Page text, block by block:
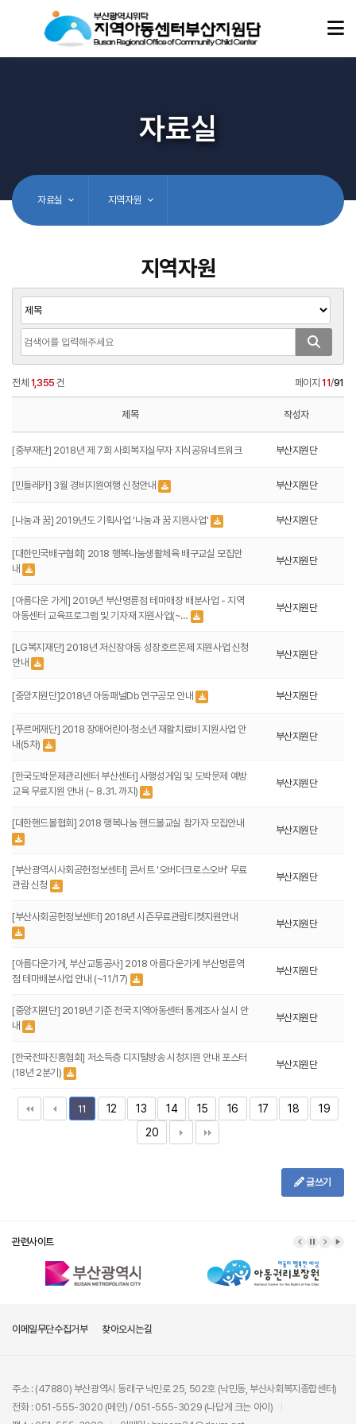
자료실
자료실 지역자원
지역자원
전체 1,355 건 페이지 11/91
제목 작성자
[중부재단] 2018년 제 7회 사회복지실무자 지식공유네트워크 부산지원단
[민들레카] 3월 경비지원여행 신청안내 부산지원단
[나눔과 꿈] 2019년도 기획사업 '나눔과 꿈 지원사업' 부산지원단
[대한민국배구협회] 2018 행복나눔생활체육 배구교실 모집안
내
부산지원단
[아름다운 가게] 2019년 부산명륜점 테마매장 배분사업 - 지역
아동센터 교육프로그램 및 기자재 지원사업(~…
부산지원단
[LG복지재단] 2018년 저신장아동 성장호르몬제 지원사업 신청
안내
부산지원단
[중앙지원단]2018년 아동패널Db 연구공모 안내 부산지원단
[푸르메재단] 2018 장애어린이·청소년 재활치료비 지원사업 안
내(5차)
부산지원단
[한국도박문제관리센터 부산센터] 사행성게임 및 도박문제 예방
교육 무료지원 안내 (~ 8.31. 까지)
부산지원단
[대한핸드볼협회] 2018 행복나눔 핸드볼교실 참가자 모집안내
부산지원단
[부산광역시사회공헌정보센터] 콘서트 '오버더크로스오버' 무료
관람 신청
부산지원단
[부산사회공헌정보센터] 2018년 시즌무료관람티켓지원안내
부산지원단
[아름다운가게, 부산교통공사] 2018 아름다운가게 부산명륜역
점 테마배분사업 안내 (~11/17)
부산지원단
[중앙지원단] 2018년 기준 전국 지역아동센터 통계조사 실시 안
내
부산지원단
[한국전파진흥협회] 저소득층 디지털방송 시청지원 안내 포스터
(18년 2분기)
부산지원단
11 12 13 14 15 16 17 18
19
20
글쓰기
관련사이트
이메일무단수집거부 찾아오시는길
주소 : (47880) 부산광역시 동래구 낙민로 25, 502호 (낙민동, 부산사회복지종합센터)
전화 : 051-555-3020 (메인) / 051-555-3029 (나답게 크는 아이)